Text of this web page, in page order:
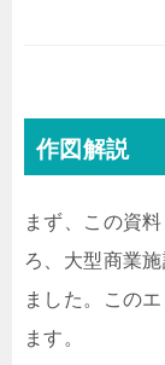
作図解説
まず、この資
ろ、大型商業
ました。この
ます。